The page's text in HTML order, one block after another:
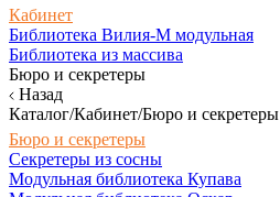
Кабинет
Библиотека Вилия-М модульная
Библиотека из массива
Бюро и секретеры
Назад
Каталог/Кабинет/Бюро и секретеры
Бюро и секретеры
Секретеры из сосны
Модульная библиотека Купава